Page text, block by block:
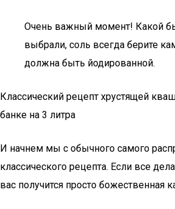
Очень важный момент! Какой
выбрали, соль всегда берите
должна быть йодированной.
Классический рецепт хрустящей
банке на 3 литра
И начнем мы с обычного самого
классического рецепта. Если все
вас получится просто божественная